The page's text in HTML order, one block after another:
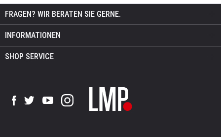
FRAGEN? WIR BERATEN SIE GERNE.
INFORMATIONEN
SHOP SERVICE